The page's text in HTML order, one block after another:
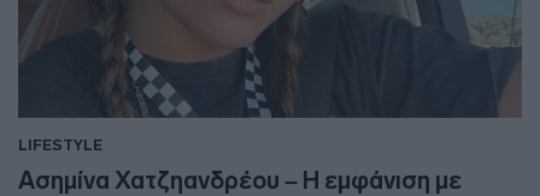
LIFESTYLE
Ασημίνα Χατζηανδρέου – Η εμφάνιση με